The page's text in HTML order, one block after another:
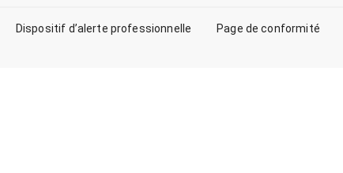
Dispositif d’alerte professionnelle Page de conformité